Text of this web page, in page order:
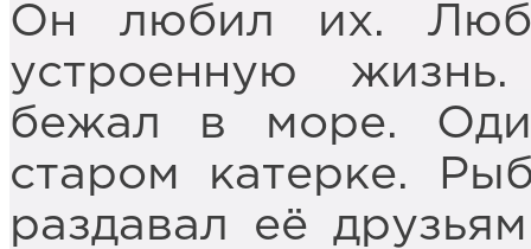
Он любил их.
устроенную
бежал в море.
старом катерке.
раздавал её